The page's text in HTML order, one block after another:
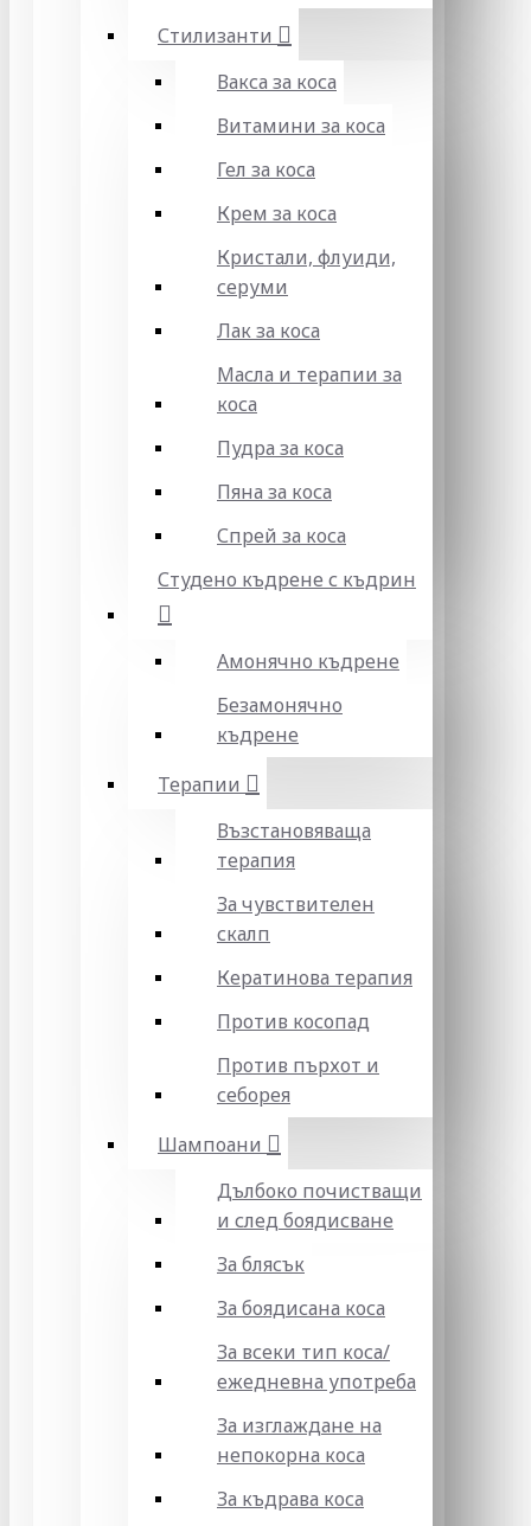
Стилизанти
Вакса за коса
Витамини за коса
Гел за коса
Крем за коса
Кристали, флуиди,
серуми
Лак за коса
Масла и терапии за
коса
Пудра за коса
Пяна за коса
Спрей за коса
Студено къдрене с къдрин
Амонячно къдрене
Безамонячно
къдрене
Терапии
Възстановяваща
терапия
За чувствителен
скалп
Кератинова терапия
Против косопад
Против пърхот и
себорея
Шампоани
Дълбоко почистващи
и след боядисване
За блясък
За боядисана коса
За всеки тип коса/
ежедневна употреба
За изглаждане на
непокорна коса
За къдрава коса